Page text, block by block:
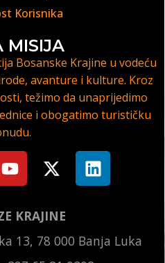
Korisnika
MISIJA
Bosanske Krajine u vodeću
avanture i kulture. Kroz
težimo da unaprijedimo
i obogatimo turističku
KRAJINE
13, 78 000 Banja Luka